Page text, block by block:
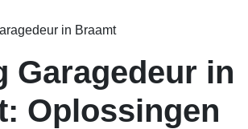
in Braamt
Garagedeur in
Oplossingen